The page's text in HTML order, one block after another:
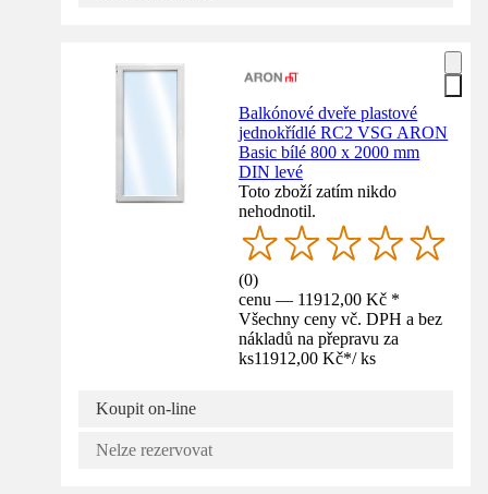
Balkónové dveře plastové
jednokřídlé RC2 VSG ARON
Basic bílé 800 x 2000 mm
DIN levé
Toto zboží zatím nikdo
nehodnotil.
(0)
cenu — 11912,00 Kč *
Všechny ceny vč. DPH a bez
nákladů na přepravu za
ks11912,00 Kč*/ ks
Koupit on-line
Nelze rezervovat